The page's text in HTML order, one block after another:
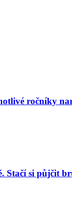
ročníky
Stačí si půjčit